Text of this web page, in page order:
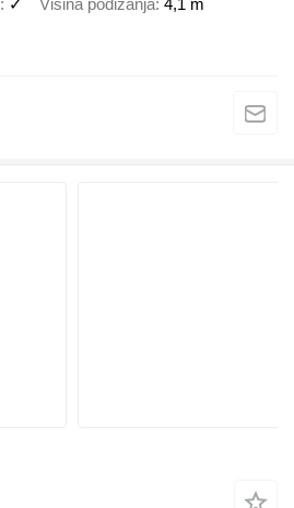
✓ Visina podizanja 4,1 m